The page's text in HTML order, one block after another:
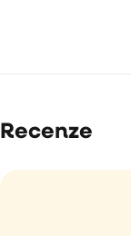
Recenze